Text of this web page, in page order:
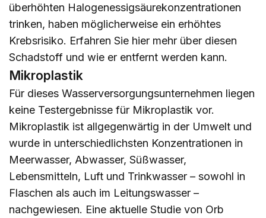
überhöhten Halogenessigsäurekonzentrationen
trinken, haben möglicherweise ein erhöhtes
Krebsrisiko. Erfahren Sie hier mehr über diesen
Schadstoff und wie er entfernt werden kann.
Mikroplastik
Für dieses Wasserversorgungsunternehmen liegen
keine Testergebnisse für Mikroplastik vor.
Mikroplastik ist allgegenwärtig in der Umwelt und
wurde in unterschiedlichsten Konzentrationen in
Meerwasser, Abwasser, Süßwasser,
Lebensmitteln, Luft und Trinkwasser – sowohl in
Flaschen als auch im Leitungswasser –
nachgewiesen. Eine aktuelle Studie von Orb